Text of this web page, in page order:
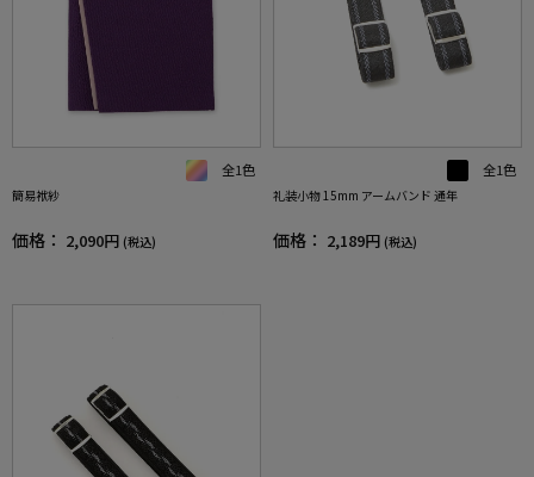
全1色
簡易袱紗
価格： 2,090円 (税込)
全1色
礼装小物 15mm アームバンド 通年
価格： 2,189円 (税込)